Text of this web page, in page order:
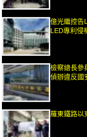
億光繼控告
LED專利侵
檢察總長參
偵辦違反國
羅東鐵路以